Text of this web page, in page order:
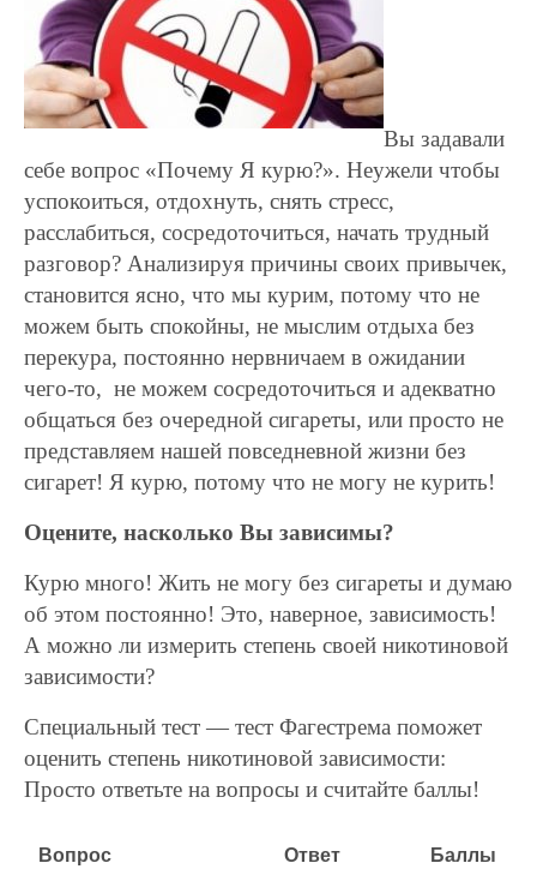
Вы задавали
себе вопрос «Почему Я курю?». Неужели чтобы
успокоиться, отдохнуть, снять стресс,
расслабиться, сосредоточиться, начать трудный
разговор? Анализируя причины своих привычек,
становится ясно, что мы курим, потому что не
можем быть спокойны, не мыслим отдыха без
перекура, постоянно нервничаем в ожидании
чего-то, не можем сосредоточиться и адекватно
общаться без очередной сигареты, или просто не
представляем нашей повседневной жизни без
сигарет! Я курю, потому что не могу не курить!
Оцените, насколько Вы зависимы?
Курю много! Жить не могу без сигареты и думаю
об этом постоянно! Это, наверное, зависимость!
А можно ли измерить степень своей никотиновой
зависимости?
Специальный тест — тест Фагестрема поможет
оценить степень никотиновой зависимости:
Просто ответьте на вопросы и считайте баллы!
Вопрос Ответ Баллы